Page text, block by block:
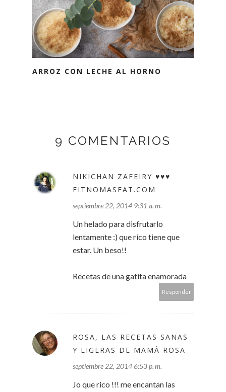
ARROZ CON LECHE AL HORNO
9 COMENTARIOS
NIKICHAN ZAFEIRY ♥♥♥
FITNOMASFAT.COM
septiembre 22, 2014 9:31 a. m.
Un helado para disfrutarlo
lentamente :) que rico tiene que
estar. Un beso!!
Recetas de una gatita enamorada
Responder
ROSA, LAS RECETAS SANAS
Y LIGERAS DE MAMÁ ROSA
septiembre 22, 2014 6:53 p. m.
Jo que rico !!! me encantan las